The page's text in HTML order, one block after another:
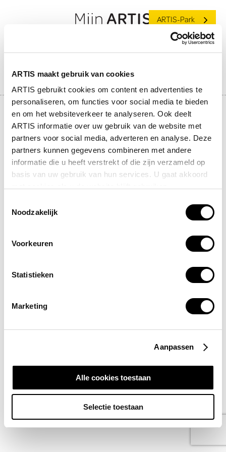
ARTIS maakt gebruik van cookies
ARTIS gebruikt cookies om content en advertenties te
personaliseren, om functies voor social media te bieden
en om het websiteverkeer te analyseren. Ook deelt
ARTIS informatie over uw gebruik van de website met
partners voor social media, adverteren en analyse. Deze
partners kunnen gegevens combineren met andere
informatie die u heeft verstrekt of die zijn verzameld op
basis van uw gebruik van hun services. U gaat akkoord
Noodzakelijk
Voorkeuren
Statistieken
Marketing
Aanpassen
Alle cookies toestaan
Selectie toestaan
ARTIS-Park
login
Email*
Mijn ARTIS is only accessible to private customers.